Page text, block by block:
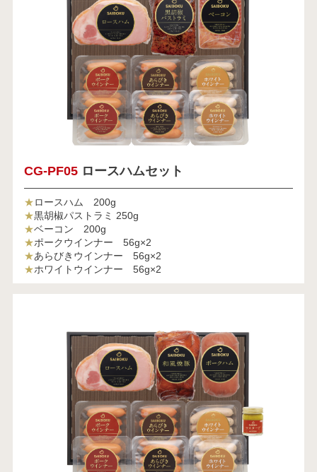
CG-PF05 ロースハムセット
★ロースハム 200g
★黒胡椒パストラミ 250g
★ベーコン 200g
★ポークウインナー 56g×2
★あらびきウインナー 56g×2
★ホワイトウインナー 56g×2